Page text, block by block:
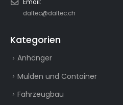
Email:
daltec@daltec.ch
Kategorien
Anhänger
Mulden und Container
Fahrzeugbau